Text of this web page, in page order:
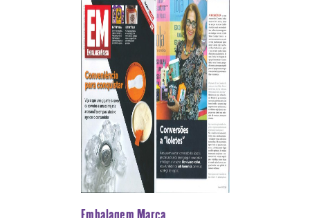
Embalagem Marca